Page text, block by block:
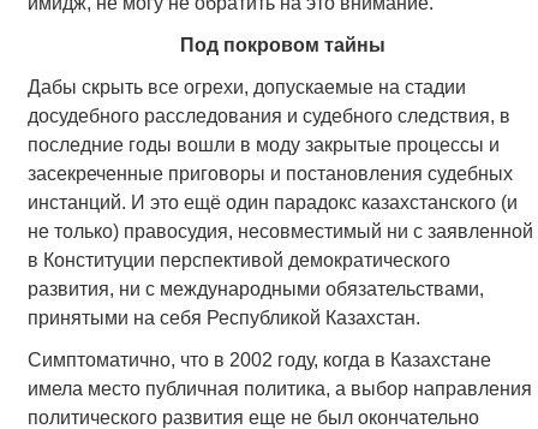
Под покровом тайны
Дабы скрыть все огрехи, допускаемые на стадии
досудебного расследования и судебного следствия, в
последние годы вошли в моду закрытые процессы и
засекреченные приговоры и постановления судебных
инстанций. И это ещё один парадокс казахстанского (и
не только) правосудия, несовместимый ни с заявленной
в Конституции перспективой демократического
развития, ни с международными обязательствами,
принятыми на себя Республикой Казахстан.
Симптоматично, что в 2002 году, когда в Казахстане
имела место публичная политика, а выбор направления
политического развития еще не был окончательно